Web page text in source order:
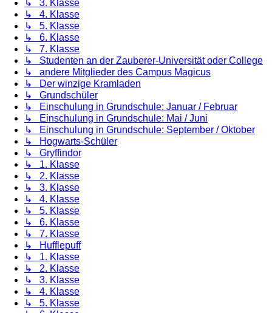
↳ 3. Klasse
↳ 4. Klasse
↳ 5. Klasse
↳ 6. Klasse
↳ 7. Klasse
↳ Studenten an der Zauberer-Universität oder College
↳ andere Mitglieder des Campus Magicus
↳ Der winzige Kramladen
↳ Grundschüler
↳ Einschulung in Grundschule: Januar / Februar
↳ Einschulung in Grundschule: Mai / Juni
↳ Einschulung in Grundschule: September / Oktober
↳ Hogwarts-Schüler
↳ Gryffindor
↳ 1. Klasse
↳ 2. Klasse
↳ 3. Klasse
↳ 4. Klasse
↳ 5. Klasse
↳ 6. Klasse
↳ 7. Klasse
↳ Hufflepuff
↳ 1. Klasse
↳ 2. Klasse
↳ 3. Klasse
↳ 4. Klasse
↳ 5. Klasse